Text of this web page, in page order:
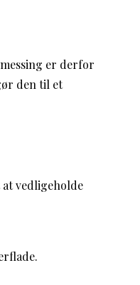
er derfor
den til et
vedligeholde